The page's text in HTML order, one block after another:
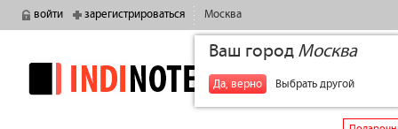
войти зарегистрироваться Москва
Ваш город Москва
Да, верно Выбрать другой
indinotes